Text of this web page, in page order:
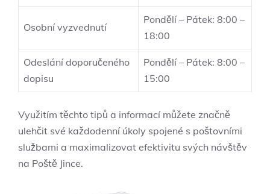
Osobní vyzvednutí
Pondělí – Pátek: 8:00 –
18:00
Odeslání doporučeného
dopisu
Pondělí – Pátek: 8:00 –
15:00
Využitím těchto tipů a informací můžete značně
ulehčit své každodenní úkoly spojené s poštovními
službami a maximalizovat efektivitu svých návštěv
na Poště Jince.